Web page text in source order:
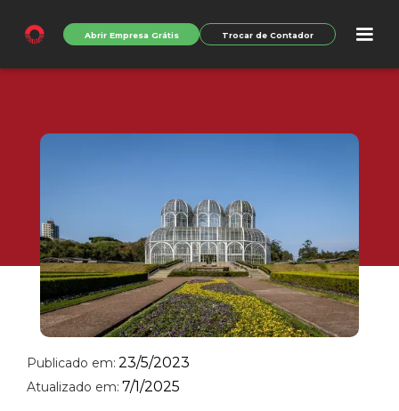
Abrir Empresa Grátis Trocar de Contador
Publicado em: 23/5/2023
Atualizado em: 7/1/2025